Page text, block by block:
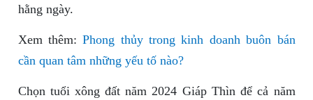
hằng ngày.
Xem thêm:Phong thủy trong kinh doanh buôn bán
cần quan tâm những yếu tố nào?
Chọn tuổi xông đất năm 2024 Giáp Thìn để cả năm